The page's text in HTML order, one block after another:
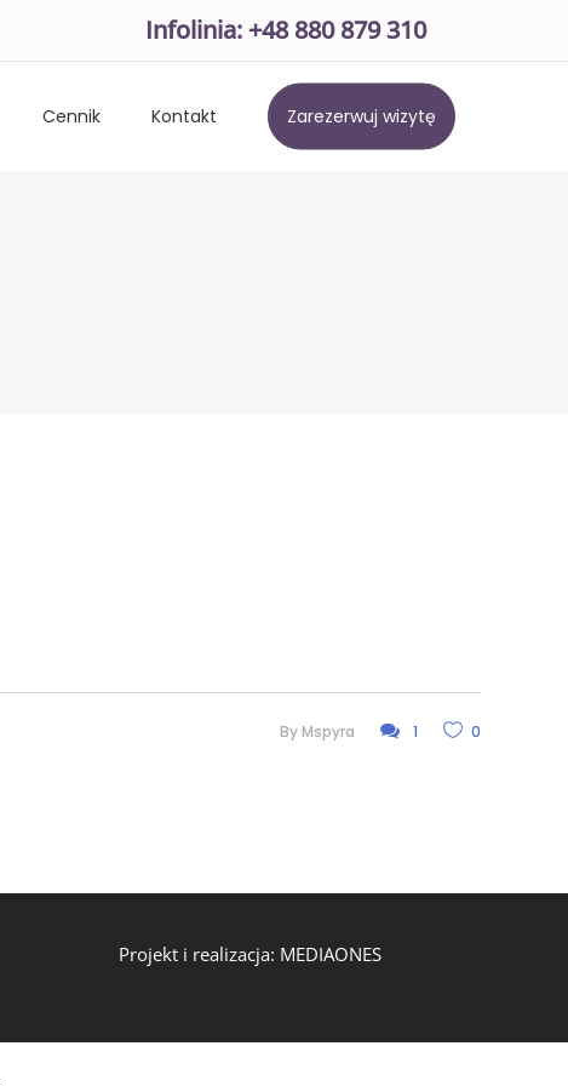
Infolinia: +48 880 879 310
Cennik Kontakt Zarezerwuj wizytę
By Mspyra 1 0
Projekt i realizacja: MEDIAONES